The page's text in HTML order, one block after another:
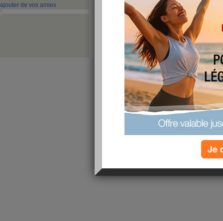
ajouter de vos amies
Je m’appelle...
publié le 21/03/2008 à 11:17
Je m’appelle...hanane.je suis ètudiante qui
suis passionnée de la dance et le voyage.qui
sentir plus jeune et belle.
lire la suite
1 - 1 de 1 « ‹ Préc. 1 Suiv. › »
Je